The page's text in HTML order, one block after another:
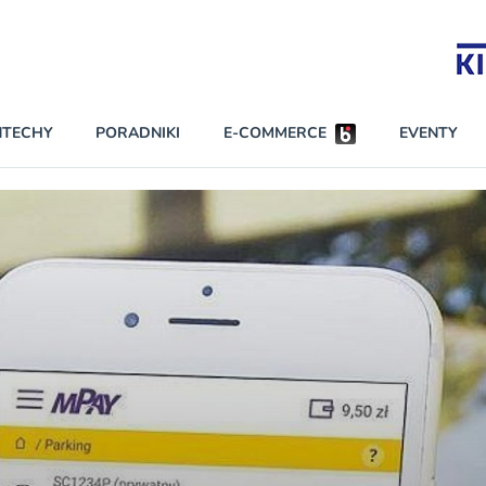
BEZPIECZEŃSTWO
NAJCZĘŚCIEJ CZYTANE
Darmowy
wszystkich
W
darmo przez
Czytaj więcej
PORADNIKI E-COMMERCE EVENTY